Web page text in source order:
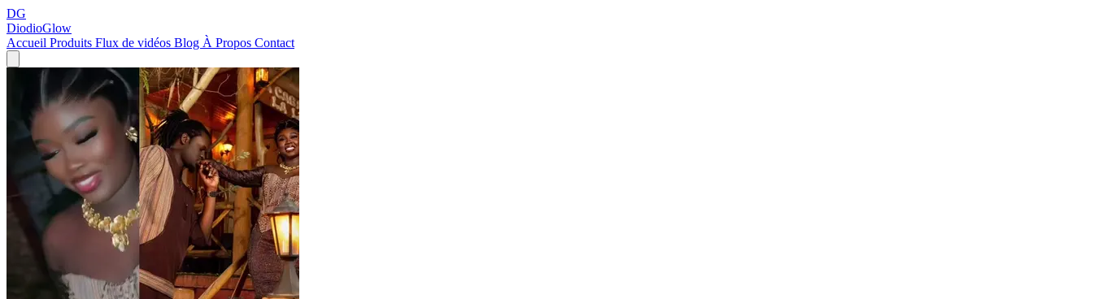
DG
DiodioGlow
Accueil Produits Flux de vidéos Blog À Propos Contact